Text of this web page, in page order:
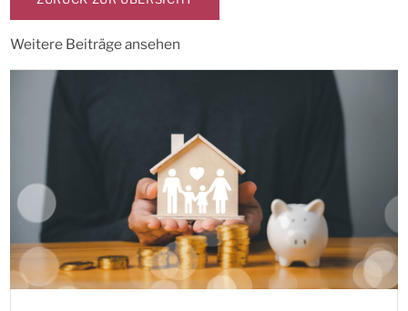
Weitere Beiträge ansehen